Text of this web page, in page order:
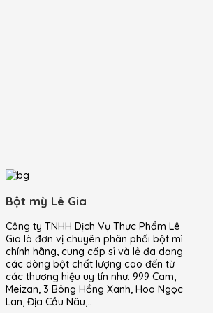
Bột mỳ Lê Gia
Công ty TNHH Dịch Vụ Thực Phẩm Lê
Gia là đơn vị chuyên phân phối bột mì
chính hãng, cung cấp sỉ và lẻ đa dạng
các dòng bột chất lượng cao đến từ
các thương hiệu uy tín như: 999 Cam,
Meizan, 3 Bông Hồng Xanh, Hoa Ngọc
Lan, Địa Cầu Nâu,..